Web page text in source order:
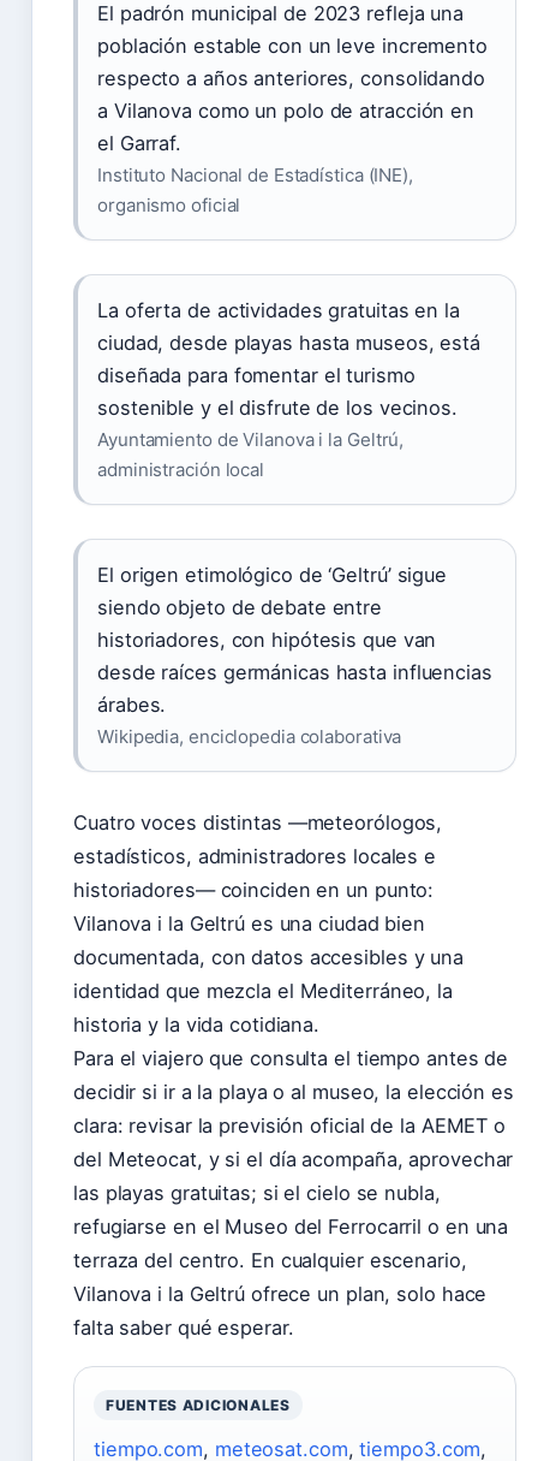
El padrón municipal de 2023 refleja una
población estable con un leve incremento
respecto a años anteriores, consolidando
a Vilanova como un polo de atracción en
el Garraf.
Instituto Nacional de Estadística (INE),
organismo oficial
La oferta de actividades gratuitas en la
ciudad, desde playas hasta museos, está
diseñada para fomentar el turismo
sostenible y el disfrute de los vecinos.
Ayuntamiento de Vilanova i la Geltrú,
administración local
El origen etimológico de ‘Geltrú’ sigue
siendo objeto de debate entre
historiadores, con hipótesis que van
desde raíces germánicas hasta influencias
árabes.
Wikipedia, enciclopedia colaborativa
Cuatro voces distintas —meteorólogos,
estadísticos, administradores locales e
historiadores— coinciden en un punto:
Vilanova i la Geltrú es una ciudad bien
documentada, con datos accesibles y una
identidad que mezcla el Mediterráneo, la
historia y la vida cotidiana.
Para el viajero que consulta el tiempo antes de
decidir si ir a la playa o al museo, la elección es
clara: revisar la previsión oficial de la AEMET o
del Meteocat, y si el día acompaña, aprovechar
las playas gratuitas; si el cielo se nubla,
refugiarse en el Museo del Ferrocarril o en una
terraza del centro. En cualquier escenario,
Vilanova i la Geltrú ofrece un plan, solo hace
falta saber qué esperar.
FUENTES ADICIONALES
tiempo.com, meteosat.com,tiempo3.com,